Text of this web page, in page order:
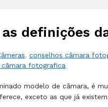
definições
, conselhos câmara
fotografica
modelo de câmara, é
exceto as que já